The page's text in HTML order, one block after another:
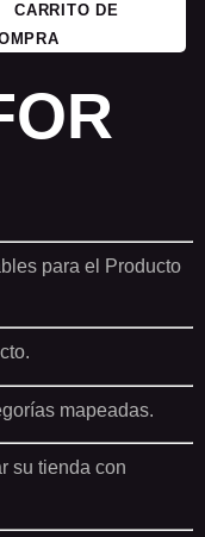
CARRITO DE
para el Producto
mapeadas.
su tienda con